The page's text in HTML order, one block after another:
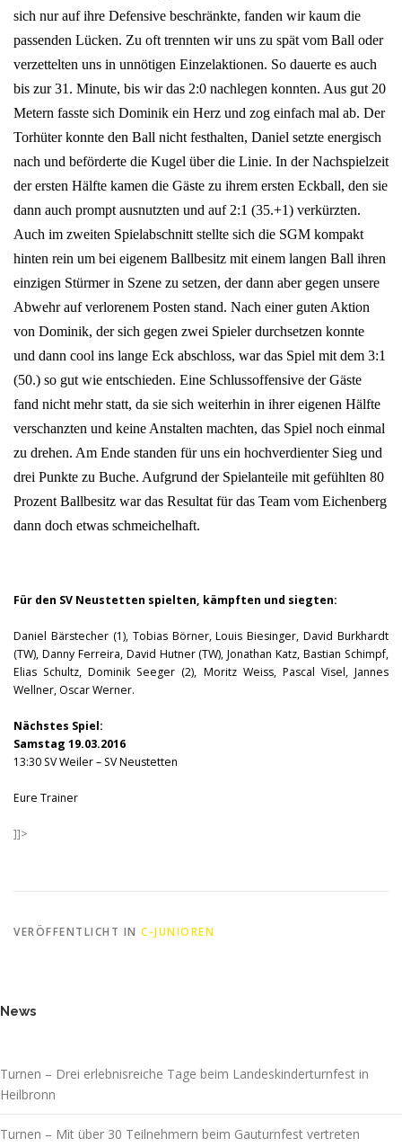
sich nur auf ihre Defensive beschränkte, fanden wir kaum die
passenden Lücken. Zu oft trennten wir uns zu spät vom Ball oder
verzettelten uns in unnötigen Einzelaktionen. So dauerte es auch
bis zur 31. Minute, bis wir das 2:0 nachlegen konnten. Aus gut 20
Metern fasste sich Dominik ein Herz und zog einfach mal ab. Der
Torhüter konnte den Ball nicht festhalten, Daniel setzte energisch
nach und beförderte die Kugel über die Linie. In der Nachspielzeit
der ersten Hälfte kamen die Gäste zu ihrem ersten Eckball, den sie
dann auch prompt ausnutzten und auf 2:1 (35.+1) verkürzten.
Auch im zweiten Spielabschnitt stellte sich die SGM kompakt
hinten rein um bei eigenem Ballbesitz mit einem langen Ball ihren
einzigen Stürmer in Szene zu setzen, der dann aber gegen unsere
Abwehr auf verlorenem Posten stand. Nach einer guten Aktion
von Dominik, der sich gegen zwei Spieler durchsetzen konnte
und dann cool ins lange Eck abschloss, war das Spiel mit dem 3:1
(50.) so gut wie entschieden. Eine Schlussoffensive der Gäste
fand nicht mehr statt, da sie sich weiterhin in ihrer eigenen Hälfte
verschanzten und keine Anstalten machten, das Spiel noch einmal
zu drehen. Am Ende standen für uns ein hochverdienter Sieg und
drei Punkte zu Buche. Aufgrund der Spielanteile mit gefühlten 80
Prozent Ballbesitz war das Resultat für das Team vom Eichenberg
dann doch etwas schmeichelhaft.
Für den SV Neustetten spielten, kämpften und siegten:
Daniel Bärstecher (1), Tobias Börner, Louis Biesinger, David Burkhardt
(TW), Danny Ferreira, David Hutner (TW), Jonathan Katz, Bastian Schimpf,
Elias Schultz, Dominik Seeger (2), Moritz Weiss, Pascal Visel, Jannes
Wellner, Oscar Werner.
Nächstes Spiel:
Samstag 19.03.2016
13:30 SV Weiler – SV Neustetten
Eure Trainer
]]>
VERÖFFENTLICHT IN C-JUNIOREN
News
Turnen – Drei erlebnisreiche Tage beim Landeskinderturnfest in
Heilbronn
Turnen – Mit über 30 Teilnehmern beim Gauturnfest vertreten